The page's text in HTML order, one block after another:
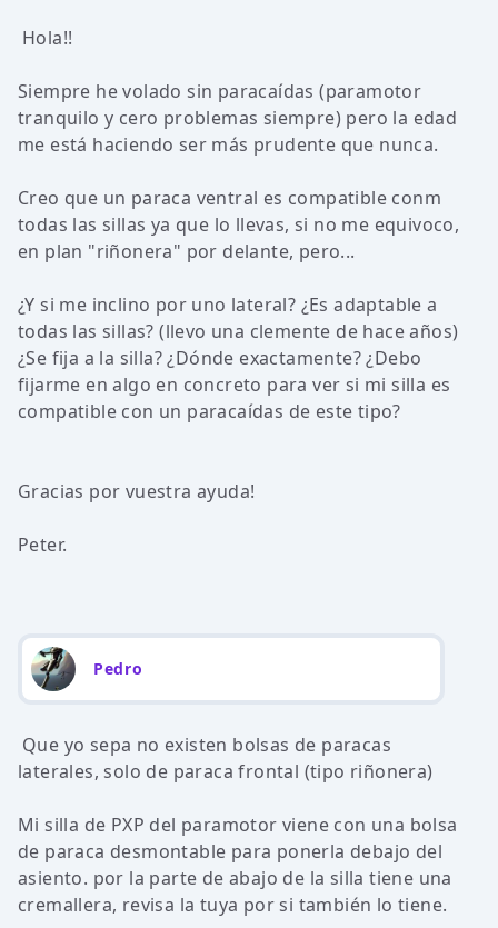
Hola!!
Siempre he volado sin paracaídas (paramotor
tranquilo y cero problemas siempre) pero la edad
me está haciendo ser más prudente que nunca.
Creo que un paraca ventral es compatible conm
todas las sillas ya que lo llevas, si no me equivoco,
en plan "riñonera" por delante, pero...
¿Y si me inclino por uno lateral? ¿Es adaptable a
todas las sillas? (llevo una clemente de hace años)
¿Se fija a la silla? ¿Dónde exactamente? ¿Debo
fijarme en algo en concreto para ver si mi silla es
compatible con un paracaídas de este tipo?
Gracias por vuestra ayuda!
Peter.
Pedro
Que yo sepa no existen bolsas de paracas
laterales, solo de paraca frontal (tipo riñonera)
Mi silla de PXP del paramotor viene con una bolsa
de paraca desmontable para ponerla debajo del
asiento. por la parte de abajo de la silla tiene una
cremallera, revisa la tuya por si también lo tiene.